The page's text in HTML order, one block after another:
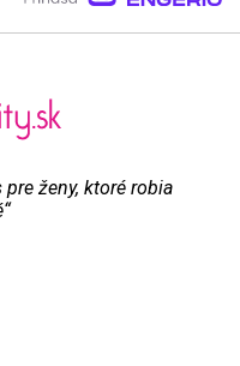
ženy, ktoré robia